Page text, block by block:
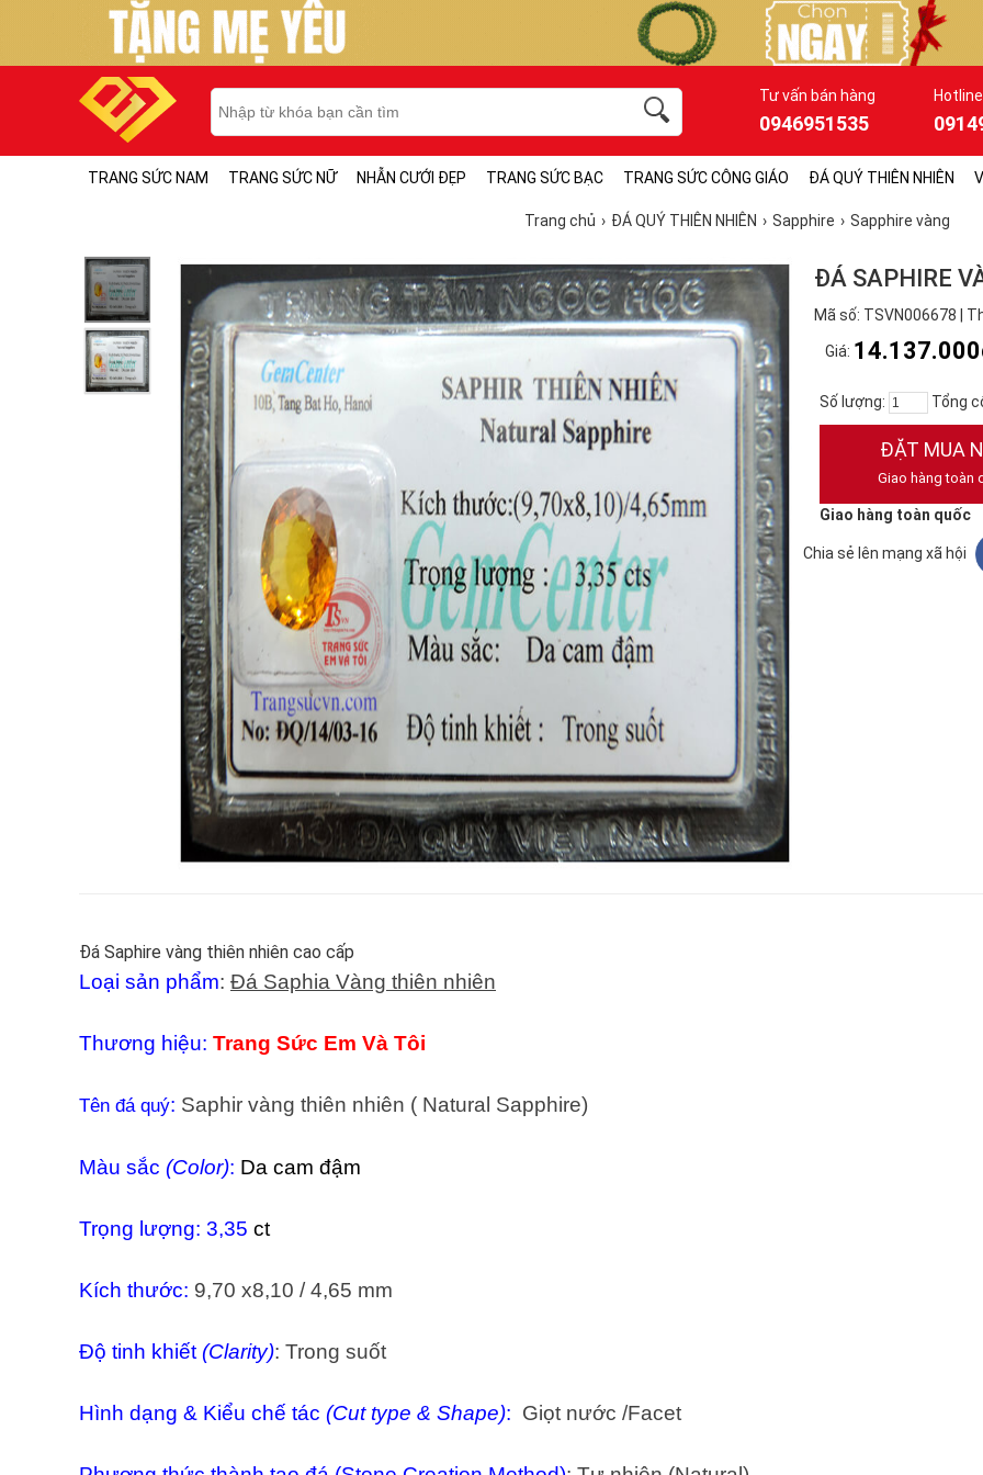
Tư vấn bán hàng
0946951535
Hotline
TRANG SỨC NAM TRANG SỨC NỮ NHẪN CƯỚI ĐẸP TRANG SỨC BẠC TRANG SỨC CÔNG GIÁO ĐÁ QUÝ THIÊN NHIÊN
Trang chủ ĐÁ QUÝ THIÊN NHIÊN Sapphire Sapphire vàng
ĐÁ SAPHIRE
Mã số: TSVN006678 |
Giá:
Số lượng: Tổng
ĐẶT MUA
Giao hàng toàn
Giao hàng toàn quốc
Chia sẻ lên mạng xã hội
Đá Saphire vàng thiên nhiên cao cấp
Loại sản phẩm: Đá Saphia Vàng thiên nhiên
Thương hiệu: Trang Sức Em Và Tôi
Tên đá quý: Saphir vàng thiên nhiên ( Natural Sapphire)
Màu sắc (Color): Da cam đậm
Trọng lượng: 3,35 ct
Kích thước: 9,70 x8,10 / 4,65 mm
Độ tinh khiết (Clarity): Trong suốt
Hình dạng & Kiểu chế tác (Cut type & Shape): Giọt nước /Facet